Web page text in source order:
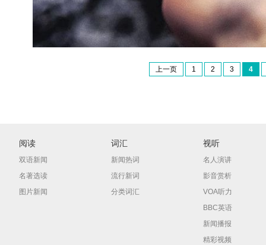
上一页 1 2 3 4
阅读
双语新闻
名著选读
图片新闻
词汇
新闻热词
流行新词
分类词汇
视听
名人演讲
影音赏析
VOA听力
BBC英语
新闻播报
精彩视频